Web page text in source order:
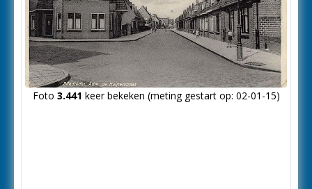
Foto 3.441 keer bekeken (meting gestart op: 02-01-15)